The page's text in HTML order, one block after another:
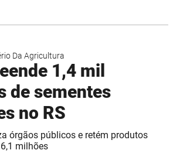
Da Agricultura
1,4 mil
de sementes
no RS
órgãos públicos e retém produtos
milhões